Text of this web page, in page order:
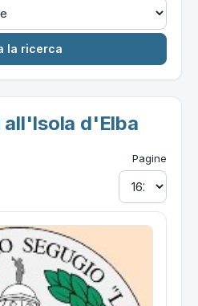
all'Isola d'Elba
Pagine